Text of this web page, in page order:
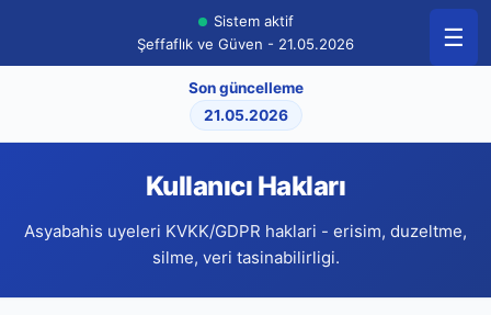
Sistem aktif
Şeffaflık ve Güven - 21.05.2026
Son güncelleme
21.05.2026
Kullanıcı Hakları
Asyabahis uyeleri KVKK/GDPR haklari - erisim, duzeltme,
silme, veri tasinabilirligi.
☰